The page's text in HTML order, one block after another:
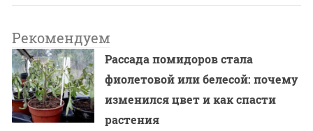
Рекомендуем
Рассада помидоров стала
фиолетовой или белесой: почему
изменился цвет и как спасти
растения